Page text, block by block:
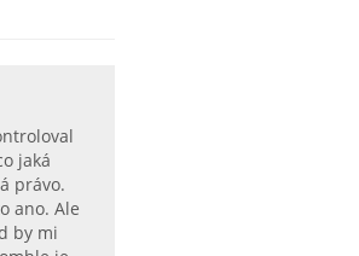
jaká
právo.
ano. Ale
by mi